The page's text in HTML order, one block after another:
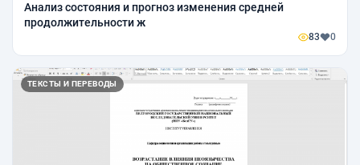
Анализ состояния и прогноз изменения средней
продолжительности ж
83 0
ТЕКСТЫ И ПЕРЕВОДЫ